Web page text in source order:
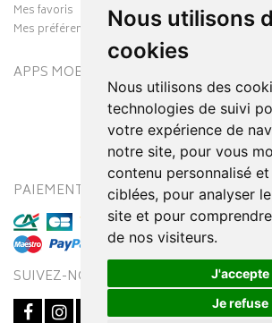
Nous utilisons
cookies
Nous utilisons des
technologies de suivi
votre expérience de
notre site, pour vous
contenu personnalisé
ciblées, pour analyser
site et pour
de nos visiteurs.
J'accepte
Je refuse
Mes favoris
Mes préférences Cookies
APPS MOBILES
PAIEMENT SÉCURISÉ MODES
SUIVEZ-NOUS SUR